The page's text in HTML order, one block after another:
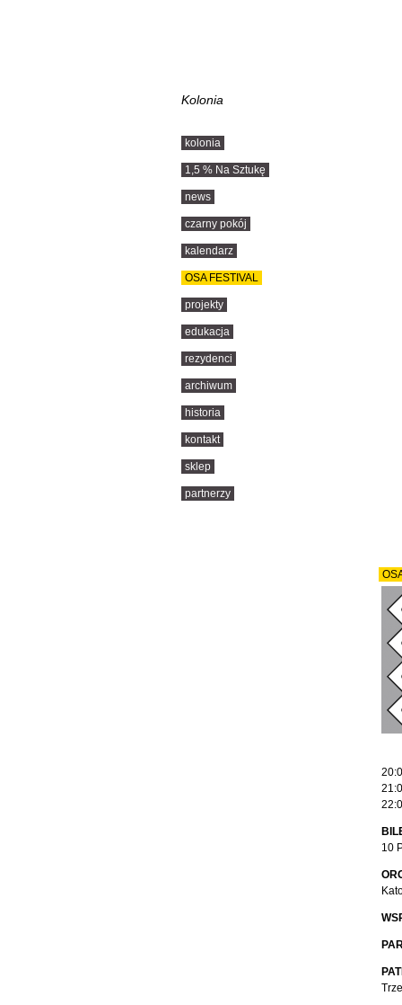
Kolonia
kolonia
1,5 % Na Sztukę
news
czarny pokój
kalendarz
OSA FESTIVAL
projekty
edukacja
rezydenci
archiwum
historia
kontakt
sklep
partnerzy
10